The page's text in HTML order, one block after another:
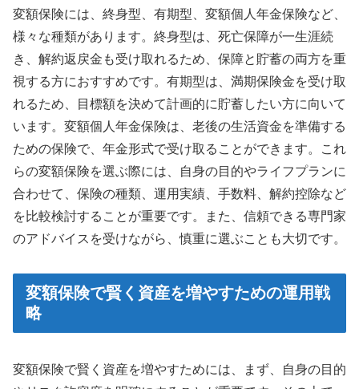
変額保険には、終身型、有期型、変額個人年金保険など、
様々な種類があります。終身型は、死亡保障が一生涯続
き、解約返戻金も受け取れるため、保障と貯蓄の両方を重
視する方におすすめです。有期型は、満期保険金を受け取
れるため、目標額を決めて計画的に貯蓄したい方に向いて
います。変額個人年金保険は、老後の生活資金を準備する
ための保険で、年金形式で受け取ることができます。これ
らの変額保険を選ぶ際には、自身の目的やライフプランに
合わせて、保険の種類、運用実績、手数料、解約控除など
を比較検討することが重要です。また、信頼できる専門家
のアドバイスを受けながら、慎重に選ぶことも大切です。
変額保険で賢く資産を増やすための運用戦
略
変額保険で賢く資産を増やすためには、まず、自身の目的